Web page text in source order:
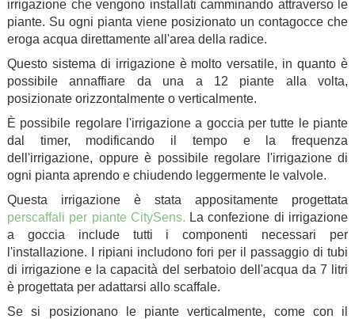
irrigazione che vengono installati camminando attraverso le
piante. Su ogni pianta viene posizionato un contagocce che
eroga acqua direttamente all'area della radice.
Questo sistema di irrigazione è molto versatile, in quanto è
possibile annaffiare da una a 12 piante alla volta,
posizionate orizzontalmente o verticalmente.
È possibile regolare l'irrigazione a goccia per tutte le piante
dal timer, modificando il tempo e la frequenza
dell'irrigazione, oppure è possibile regolare l'irrigazione di
ogni pianta aprendo e chiudendo leggermente le valvole.
Questa irrigazione è stata appositamente progettata
perscaffali per piante CitySens. La confezione di irrigazione
a goccia include tutti i componenti necessari per
l'installazione. I ripiani includono fori per il passaggio di tubi
di irrigazione e la capacità del serbatoio dell'acqua da 7 litri
è progettata per adattarsi allo scaffale.
Se si posizionano le piante verticalmente, come con il